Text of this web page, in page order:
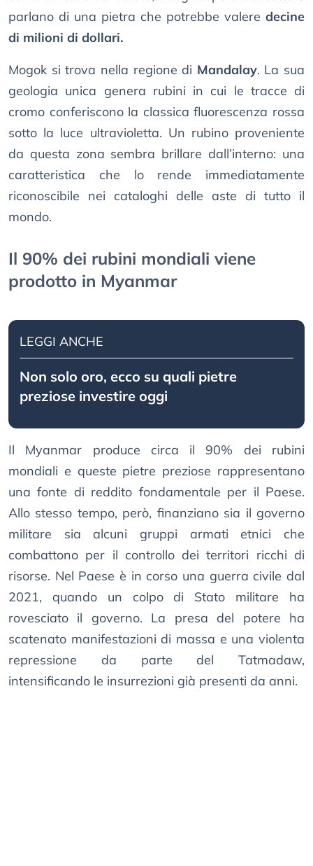
parlano di una pietra che potrebbe valere decine
di milioni di dollari.
Mogok si trova nella regione di Mandalay. La sua
geologia unica genera rubini in cui le tracce di
cromo conferiscono la classica fluorescenza rossa
sotto la luce ultravioletta. Un rubino proveniente
da questa zona sembra brillare dall’interno: una
caratteristica che lo rende immediatamente
riconoscibile nei cataloghi delle aste di tutto il
mondo.
Il 90% dei rubini mondiali viene
prodotto in Myanmar
LEGGI ANCHE
Non solo oro, ecco su quali pietre
preziose investire oggi
Il Myanmar produce circa il 90% dei rubini
mondiali e queste pietre preziose rappresentano
una fonte di reddito fondamentale per il Paese.
Allo stesso tempo, però, finanziano sia il governo
militare sia alcuni gruppi armati etnici che
combattono per il controllo dei territori ricchi di
risorse. Nel Paese è in corso una guerra civile dal
2021, quando un colpo di Stato militare ha
rovesciato il governo. La presa del potere ha
scatenato manifestazioni di massa e una violenta
repressione da parte del Tatmadaw,
intensificando le insurrezioni già presenti da anni.